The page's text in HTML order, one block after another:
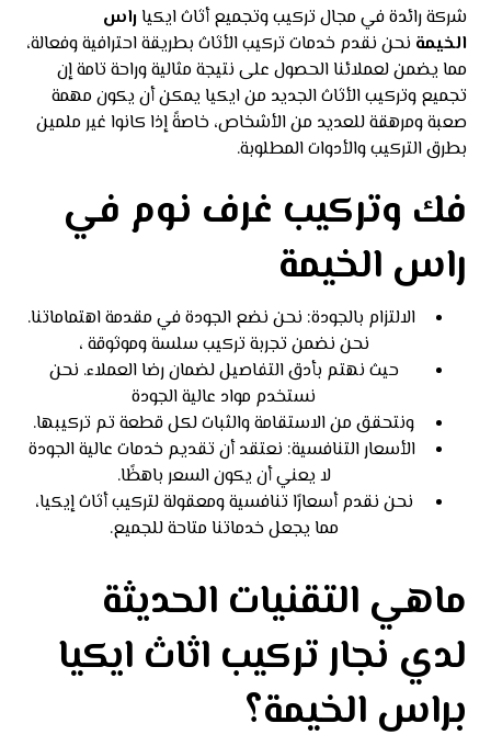
شركة رائدة في مجال تركيب وتجميع أثاث ايكيا راس
الخيمة نحن نقدم خدمات تركيب الأثاث بطريقة احترافية وفعالة،
مما يضمن لعملائنا الحصول على نتيجة مثالية وراحة تامة إن
تجميع وتركيب الأثاث الجديد من ايكيا يمكن أن يكون مهمة
صعبة ومرهقة للعديد من الأشخاص، خاصةً إذا كانوا غير ملمين
بطرق التركيب والأدوات المطلوبة.
فك وتركيب غرف نوم في
راس الخيمة
الالتزام بالجودة: نحن نضع الجودة في مقدمة اهتماماتنا.
نحن نضمن تجربة تركيب سلسة وموثوقة ،
حيث نهتم بأدق التفاصيل لضمان رضا العملاء. نحن
نستخدم مواد عالية الجودة
ونتحقق من الاستقامة والثبات لكل قطعة تم تركيبها.
الأسعار التنافسية: نعتقد أن تقديم خدمات عالية الجودة
لا يعني أن يكون السعر باهظًا.
نحن نقدم أسعارًا تنافسية ومعقولة لتركيب أثاث إيكيا،
مما يجعل خدماتنا متاحة للجميع.
ماهي التقنيات الحديثة
لدي نجار تركيب اثاث ايكيا
براس الخيمة؟